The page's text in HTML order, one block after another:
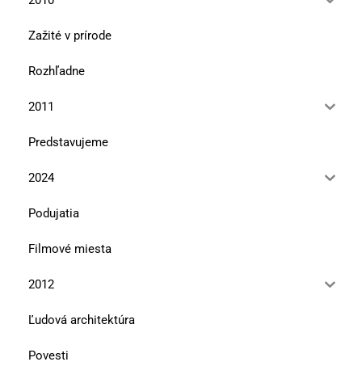
Zažité v prírode
Rozhľadne
2011
Predstavujeme
2024
Podujatia
Filmové miesta
2012
Ľudová architektúra
Povesti